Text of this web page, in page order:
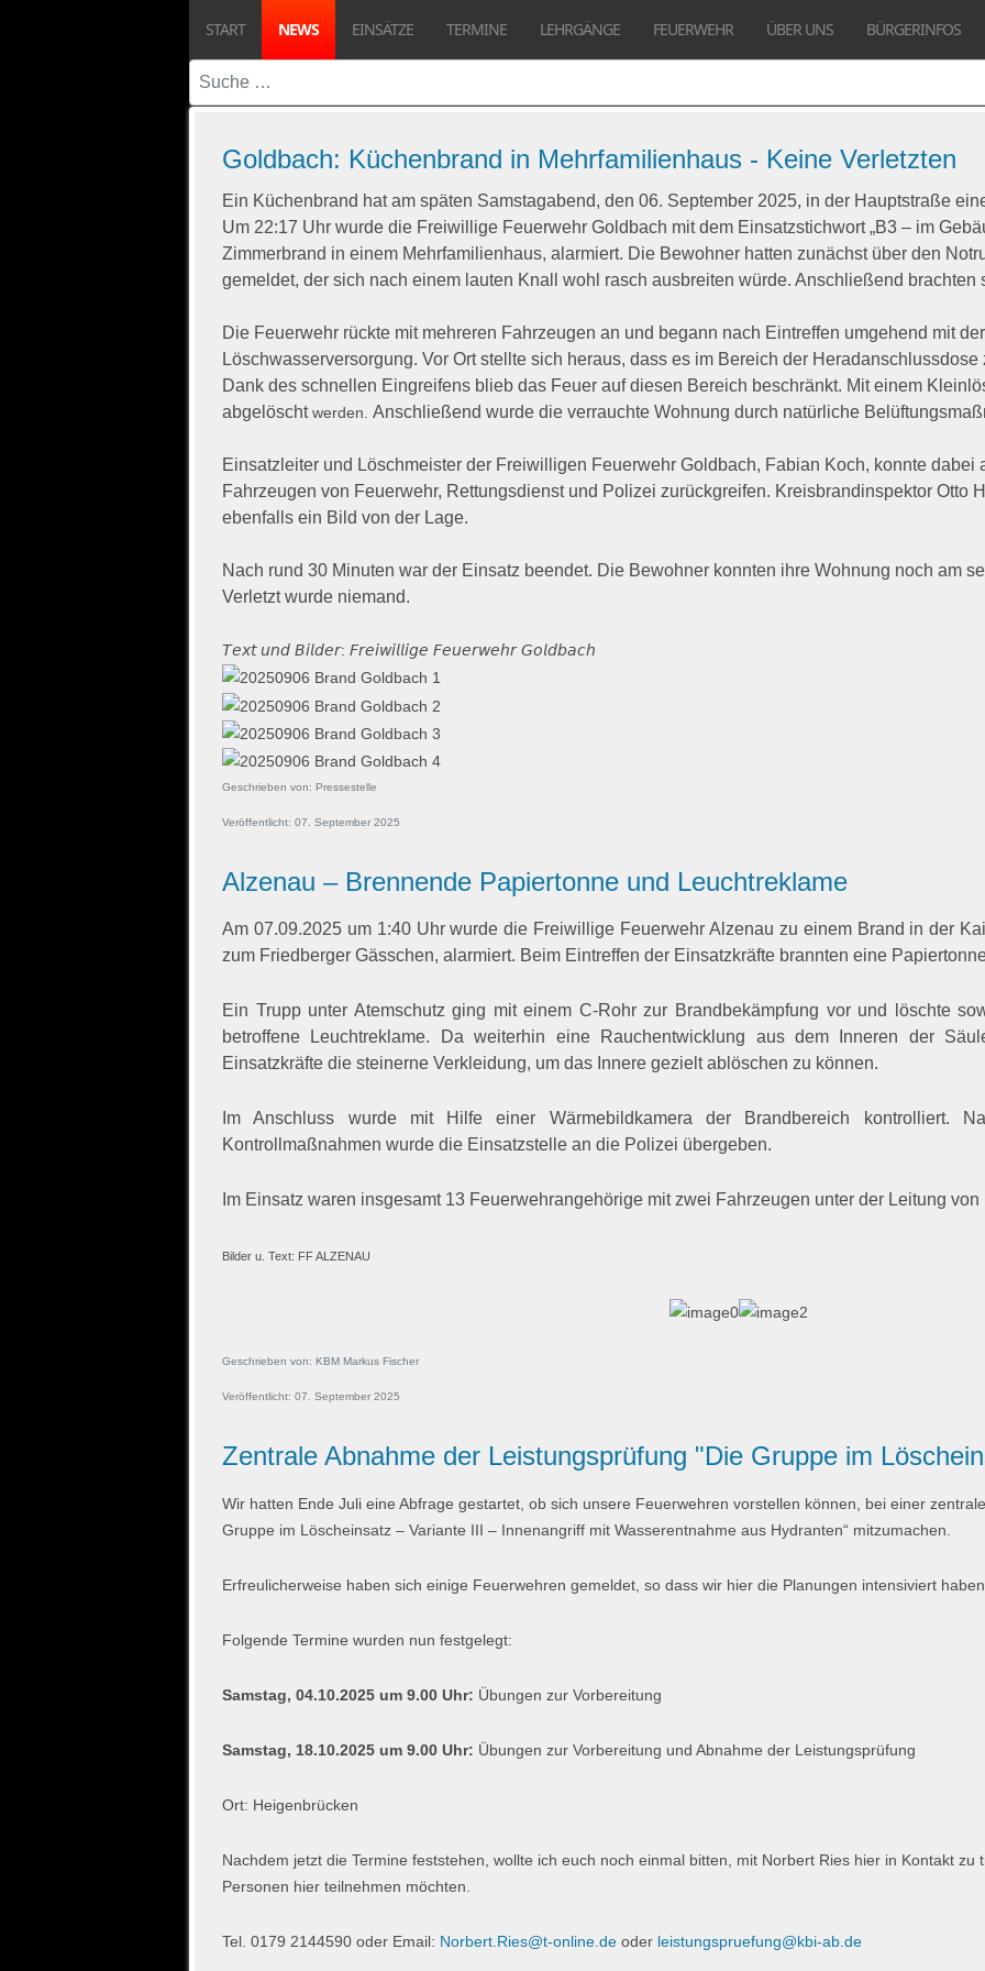
START NEWS EINSÄTZE TERMINE LEHRGÄNGE FEUERWEHR ÜBER UNS BÜRGERINFOS
Suchen
Goldbach: Küchenbrand in Mehrfamilienhaus - Keine Verletzten
Ein Küchenbrand hat am späten Samstagabend, den 06. September 2025, in der Hauptstraße
Um 22:17 Uhr wurde die Freiwillige Feuerwehr Goldbach mit dem Einsatzstichwort „B3 – im
Zimmerbrand in einem Mehrfamilienhaus, alarmiert. Die Bewohner hatten zunächst über den
gemeldet, der sich nach einem lauten Knall wohl rasch ausbreiten würde. Anschließend
Die Feuerwehr rückte mit mehreren Fahrzeugen an und begann nach Eintreffen umgehend mit
Löschwasserversorgung. Vor Ort stellte sich heraus, dass es im Bereich der
Dank des schnellen Eingreifens blieb das Feuer auf diesen Bereich beschränkt. Mit einem
abgelöschtwerden. Anschließend wurde die verrauchte Wohnung durch natürliche
Einsatzleiter und Löschmeister der Freiwilligen Feuerwehr Goldbach, Fabian Koch, konnte dabei
Fahrzeugen von Feuerwehr, Rettungsdienst und Polizei zurückgreifen. Kreisbrandinspektor Otto
ebenfalls ein Bild von der Lage.
Nach rund 30 Minuten war der Einsatz beendet. Die Bewohner konnten ihre Wohnung noch am
Verletzt wurde niemand.
𝘛𝘦𝘹𝘵 𝘶𝘯𝘥 𝘉𝘪𝘭𝘥𝘦𝘳: 𝘍𝘳𝘦𝘪𝘸𝘪𝘭𝘭𝘪𝘨𝘦 𝘍𝘦𝘶𝘦𝘳𝘸𝘦𝘩𝘳 𝘎𝘰𝘭𝘥𝘣𝘢𝘤𝘩
Geschrieben von: Pressestelle
Veröffentlicht: 07. September 2025
Alzenau – Brennende Papiertonne und Leuchtreklame
Am 07.09.2025 um 1:40 Uhr wurde die Freiwillige Feuerwehr Alzenau zu einem Brand in der
zum Friedberger Gässchen, alarmiert. Beim Eintreffen der Einsatzkräfte brannten eine
Ein Trupp unter Atemschutz ging mit einem C-Rohr zur Brandbekämpfung vor und löschte
betroffene Leuchtreklame. Da weiterhin eine Rauchentwicklung aus dem Inneren der
Einsatzkräfte die steinerne Verkleidung, um das Innere gezielt ablöschen zu können.
Im Anschluss wurde mit Hilfe einer Wärmebildkamera der Brandbereich kontrolliert.
Kontrollmaßnahmen wurde die Einsatzstelle an die Polizei übergeben.
Im Einsatz waren insgesamt 13 Feuerwehrangehörige mit zwei Fahrzeugen unter der Leitung
Bilder u. Text: FF ALZENAU
Geschrieben von: KBM Markus Fischer
Veröffentlicht: 07. September 2025
Zentrale Abnahme der Leistungsprüfung "Die Gruppe im
Wir hatten Ende Juli eine Abfrage gestartet, ob sich unsere Feuerwehren vorstellen können, bei einer
Gruppe im Löscheinsatz – Variante III – Innenangriff mit Wasserentnahme aus Hydranten“ mitzumachen.
Erfreulicherweise haben sich einige Feuerwehren gemeldet, so dass wir hier die Planungen intensiviert
Folgende Termine wurden nun festgelegt:
Samstag, 04.10.2025 um 9.00 Uhr: Übungen zur Vorbereitung
Samstag, 18.10.2025 um 9.00 Uhr: Übungen zur Vorbereitung und Abnahme der Leistungsprüfung
Ort: Heigenbrücken
Nachdem jetzt die Termine feststehen, wollte ich euch noch einmal bitten, mit Norbert Ries hier in Kontakt
Personen hier teilnehmen möchten.
Tel. 0179 2144590 oder Email: Norbert.Ries@t-online.de oder leistungspruefung@kbi-ab.de